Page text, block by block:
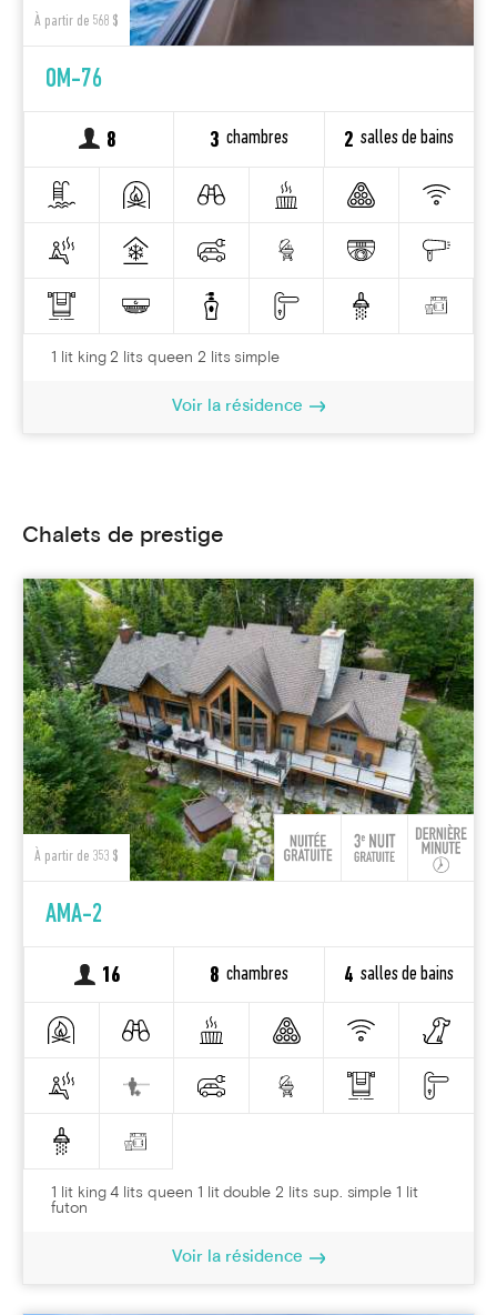
À partir de 568 $
OM-76
8 3 chambres 2 salles de bains
1 lit king 2 lits queen 2 lits simple
Voir la résidence
Chalets de prestige
À partir de 353 $
AMA-2
16 8 chambres 4 salles de bains
1 lit king 4 lits queen 1 lit double 2 lits sup. simple 1 lit
futon
Voir la résidence